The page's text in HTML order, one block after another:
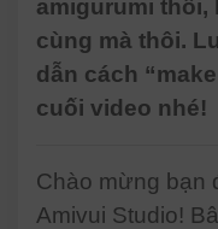
amigurumi thôi,
cùng mà thôi.
dẫn cách
cuối video nhé!
Chào mừng bạn
Amivui Studio!